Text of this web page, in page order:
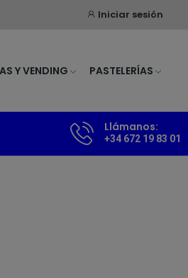
Iniciar sesión
Y VENDING PASTELERÍAS
Llámanos:
+34 672 19 83 01